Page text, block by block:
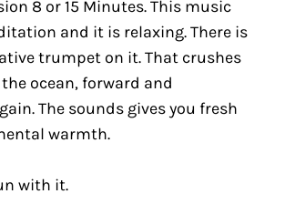
8 or 15 Minutes. This music
and it is relaxing. There is
trumpet on it. That crushes
ocean, forward and
The sounds gives you fresh
warmth.
with it.